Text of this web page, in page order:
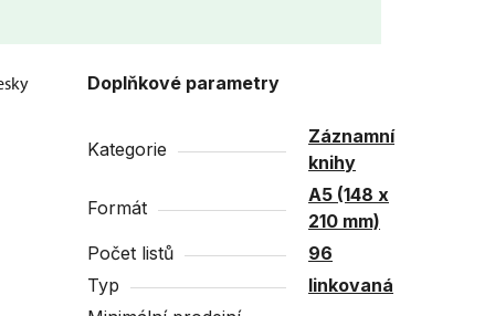
Doplňkové parametry
Kategorie
Záznamní
knihy
Formát
A5 (148 x
210 mm)
Počet listů
96
Typ
linkovaná